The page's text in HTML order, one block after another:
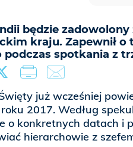
będzie
kraju. Zapewnił o
podczas spotkania z
już wcześniej
2017. Według
o konkretnych datach i
hierarchowie z